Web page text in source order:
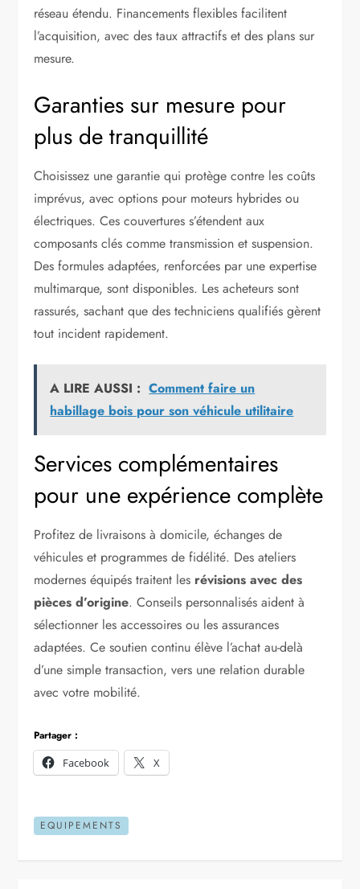
réseau étendu. Financements flexibles facilitent
l’acquisition, avec des taux attractifs et des plans sur
mesure.
Garanties sur mesure pour
plus de tranquillité
Choisissez une garantie qui protège contre les coûts
imprévus, avec options pour moteurs hybrides ou
électriques. Ces couvertures s’étendent aux
composants clés comme transmission et suspension.
Des formules adaptées, renforcées par une expertise
multimarque, sont disponibles. Les acheteurs sont
rassurés, sachant que des techniciens qualifiés gèrent
tout incident rapidement.
A LIRE AUSSI : Comment faire un
habillage bois pour son véhicule utilitaire
Services complémentaires
pour une expérience complète
Profitez de livraisons à domicile, échanges de
véhicules et programmes de fidélité. Des ateliers
modernes équipés traitent les révisions avec des
pièces d’origine. Conseils personnalisés aident à
sélectionner les accessoires ou les assurances
adaptées. Ce soutien continu élève l’achat au-delà
d’une simple transaction, vers une relation durable
avec votre mobilité.
Partager :
Facebook
X
EQUIPEMENTS